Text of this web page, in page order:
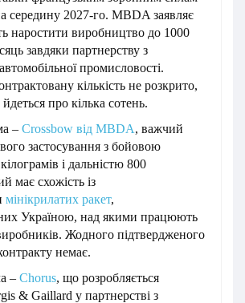
середину 2027-го. MBDA заявляє
наростити виробництво до 1000
завдяки партнерству з
промисловості.
кількість не розкрито,
про кілька сотень.
– Crossbow від MBDA, важчий
застосування з бойовою
і дальністю 800
має схожість із
мінікрилатих ракет,
Україною, над якими працюють
Жодного підтвердженого
немає.
– Chorus, що розробляється
& Gaillard у партнерстві з